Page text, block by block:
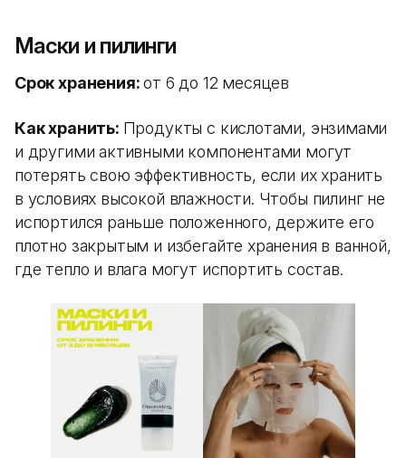
Маски и пилинги
Срок хранения:от 6 до 12 месяцев
Как хранить: Продукты с кислотами, энзимами
и другими активными компонентами могут
потерять свою эффективность, если их хранить
в условиях высокой влажности. Чтобы пилинг не
испортился раньше положенного, держите его
плотно закрытым и избегайте хранения в ванной,
где тепло и влага могут испортить состав.